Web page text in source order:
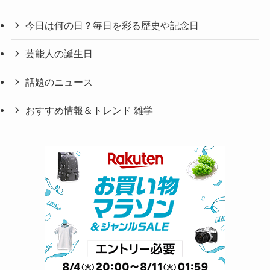
今日は何の日？毎日を彩る歴史や記念日
芸能人の誕生日
話題のニュース
おすすめ情報＆トレンド 雑学